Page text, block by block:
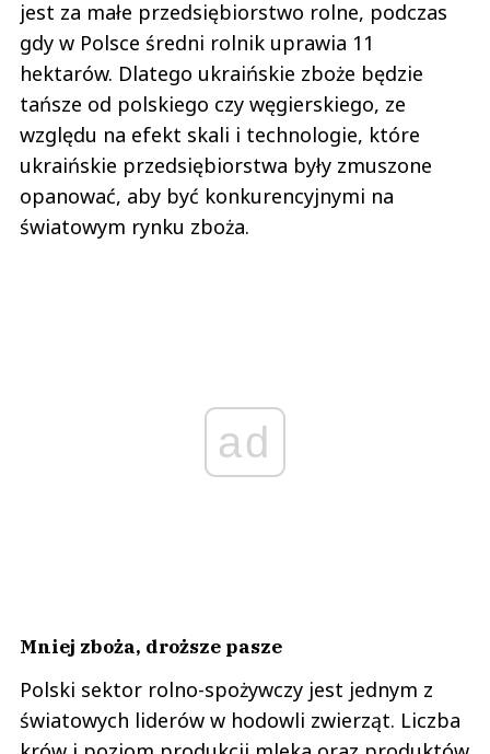
jest za małe przedsiębiorstwo rolne, podczas
gdy w Polsce średni rolnik uprawia 11
hektarów. Dlatego ukraińskie zboże będzie
tańsze od polskiego czy węgierskiego, ze
względu na efekt skali i technologie, które
ukraińskie przedsiębiorstwa były zmuszone
opanować, aby być konkurencyjnymi na
światowym rynku zboża.
ad
Mniej zboża, droższe pasze
Polski sektor rolno-spożywczy jest jednym z
światowych liderów w hodowli zwierząt. Liczba